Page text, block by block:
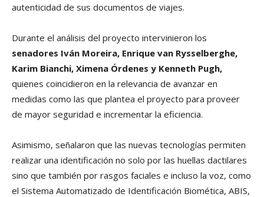
autenticidad de sus documentos de viajes.
Durante el análisis del proyecto intervinieron los
senadores Iván Moreira, Enrique van Rysselberghe,
Karim Bianchi, Ximena Órdenes y Kenneth Pugh,
quienes coincidieron en la relevancia de avanzar en
medidas como las que plantea el proyecto para proveer
de mayor seguridad e incrementar la eficiencia.
Asimismo, señalaron que las nuevas tecnologías permiten
realizar una identificación no solo por las huellas dactilares
sino que también por rasgos faciales e incluso la voz, como
el Sistema Automatizado de Identificación Biomética, ABIS,